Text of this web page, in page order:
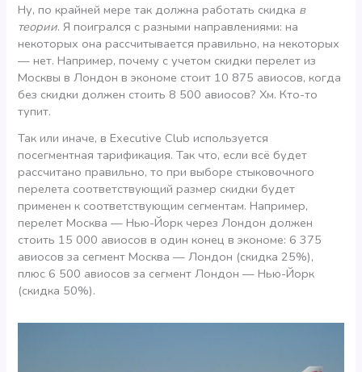
Ну, по крайней мере так должна работать скидка в
теории. Я поигрался с разными направлениями: на
некоторых она рассчитывается правильно, на некоторых
— нет. Например, почему с учетом скидки перелет из
Москвы в Лондон в экономе стоит 10 875 авиосов, когда
без скидки должен стоить 8 500 авиосов? Хм. Кто-то
тупит.
Так или иначе, в Executive Club используется
посегментная тарификация. Так что, если всё будет
рассчитано правильно, то при выборе стыковочного
перелета соответствующий размер скидки будет
применен к соответствующим сегментам. Например,
перелет Москва — Нью-Йорк через Лондон должен
стоить 15 000 авиосов в один конец в экономе: 6 375
авиосов за сегмент Москва — Лондон (скидка 25%),
плюс 6 500 авиосов за сегмент Лондон — Нью-Йорк
(скидка 50%).